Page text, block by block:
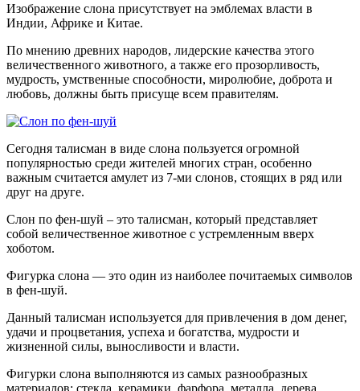
Изображение слона присутствует на эмблемах власти в
Индии, Африке и Китае.
По мнению древних народов, лидерские качества этого
величественного животного, а также его прозорливость,
мудрость, умственные способности, миролюбие, доброта и
любовь, должны быть присуще всем правителям.
Сегодня талисман в виде слона пользуется огромной
популярностью среди жителей многих стран, особенно
важным считается амулет из 7-ми слонов, стоящих в ряд или
друг на друге.
Слон по фен-шуй – это талисман, который представляет
собой величественное животное с устремленным вверх
хоботом.
Фигурка слона — это один из наиболее почитаемых символов
в фен-шуй.
Данный талисман используется для привлечения в дом денег,
удачи и процветания, успеха и богатства, мудрости и
жизненной силы, выносливости и власти.
Фигурки слона выполняются из самых разнообразных
материалов: стекла, керамики, фарфора, металла, дерева.